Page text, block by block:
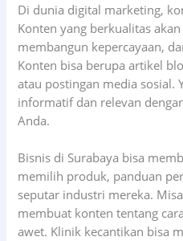
Di dunia digital marketing,
Konten yang berkualitas
membangun kepercayaan,
Konten bisa berupa artikel
atau postingan media sosial.
informatif dan relevan
Anda.
Bisnis di Surabaya bisa
memilih produk, panduan
seputar industri mereka.
membuat konten tentang
awet. Klinik kecantikan bisa